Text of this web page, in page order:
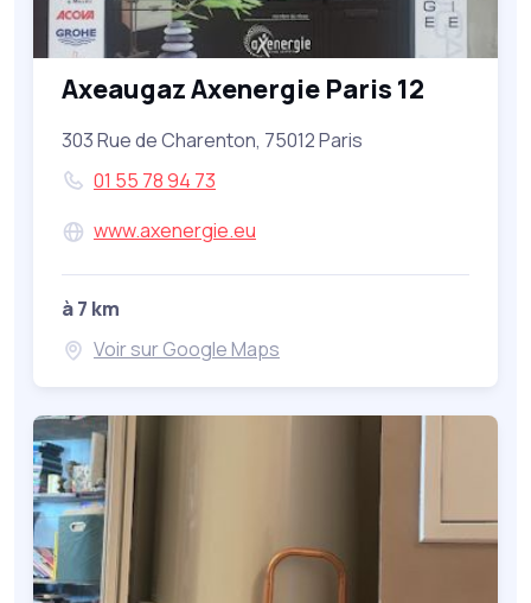
Axeaugaz Axenergie Paris 12
303 Rue de Charenton, 75012 Paris
01 55 78 94 73
www.axenergie.eu
à 7 km
Voir sur Google Maps